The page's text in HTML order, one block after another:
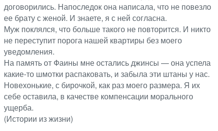
договорились. Напоследок она написала, что не повезло
ее брату с женой. И знаете, я с ней согласна.
Муж поклялся, что больше такого не повторится. И никто
не переступит порога нашей квартиры без моего
уведомления.
На память от Фаины мне остались джинсы — она успела
какие-то шмотки распаковать, и забыла эти штаны у нас.
Новехонькие, с бирочкой, как раз моего размера. Я их
себе оставила, в качестве компенсации морального
ущерба.
(Истории из жизни)